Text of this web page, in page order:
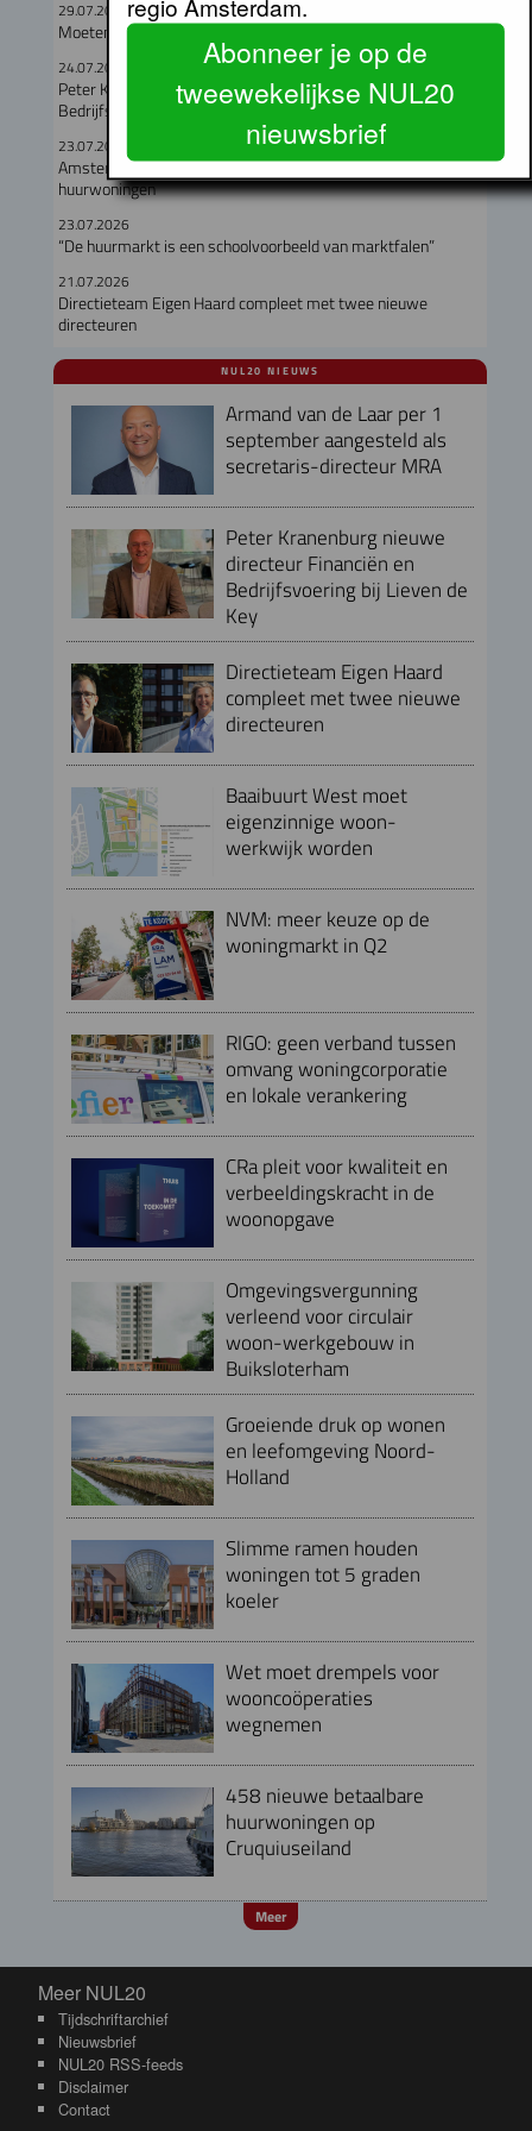
29.07.2026
Moeten hooggelegen en laaggelegen corporaties fuseren?
24.07.2026
Peter Kranenburg nieuwe directeur Financiën en
Bedrijfsvoering bij Lieven de Key
23.07.2026
Amsterdam verloor in een jaar meer dan duizend particuliere
huurwoningen
23.07.2026
“De huurmarkt is een schoolvoorbeeld van marktfalen”
21.07.2026
Directieteam Eigen Haard compleet met twee nieuwe
directeuren
NUL20 NIEUWS
Armand van de Laar per 1
september aangesteld als
secretaris-directeur MRA
Peter Kranenburg nieuwe
directeur Financiën en
Bedrijfsvoering bij Lieven de
Key
Directieteam Eigen Haard
compleet met twee nieuwe
directeuren
Baaibuurt West moet
eigenzinnige woon-
werkwijk worden
NVM: meer keuze op de
woningmarkt in Q2
RIGO: geen verband tussen
omvang woningcorporatie
en lokale verankering
CRa pleit voor kwaliteit en
verbeeldingskracht in de
woonopgave
Omgevingsvergunning
verleend voor circulair
woon-werkgebouw in
Buiksloterham
Groeiende druk op wonen
en leefomgeving Noord-
Holland
Slimme ramen houden
woningen tot 5 graden
koeler
Wet moet drempels voor
wooncoöperaties
wegnemen
458 nieuwe betaalbare
huurwoningen op
Cruquiuseiland
Meer
Meer NUL20
Meer NUL20
Tijdschriftarchief
Nieuwsbrief
NUL20 RSS-feeds
Disclaimer
Contact
Abonneer je op de
tweewekelijkse NUL20
nieuwsbrief